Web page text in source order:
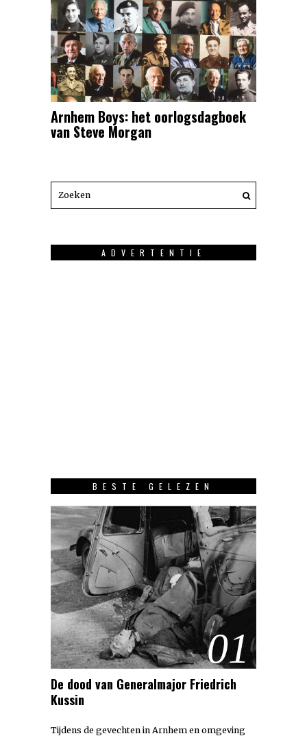
Arnhem Boys: het oorlogsdagboek
van Steve Morgan
ADVERTENTIE
BESTE GELEZEN
01
De dood van Generalmajor Friedrich
Kussin
Tijdens de gevechten in Arnhem en omgeving